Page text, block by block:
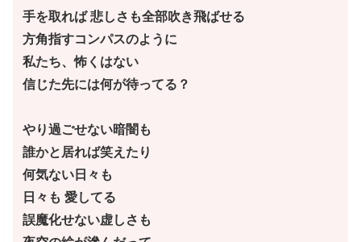
手を取れば 悲しさも全部吹き飛ばせる
方角指すコンパスのように
私たち、怖くはない
信じた先には何が待ってる？
やり過ごせない暗闇も
誰かと居れば笑えたり
何気ない日々も
日々も 愛してる
誤魔化せない虚しさも